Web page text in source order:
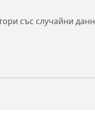
със случайни